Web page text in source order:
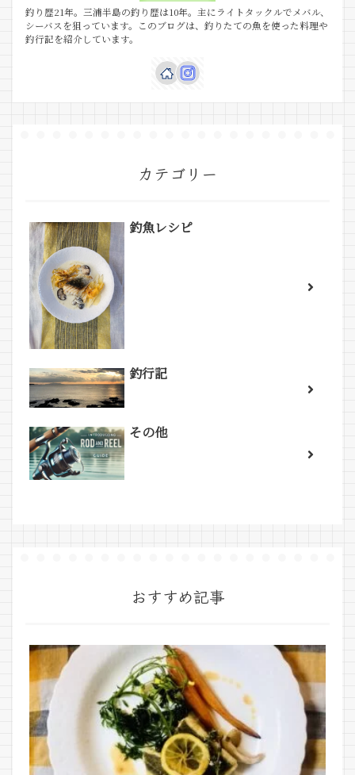
釣り歴21年。三浦半島の釣り歴は10年。主にライトタックルでメバル、
シーバスを狙っています。このブログは、釣りたての魚を使った料理や
釣行記を紹介しています。
カテゴリー
釣魚レシピ
釣行記
その他
おすすめ記事